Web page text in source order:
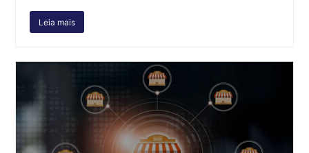
Leia mais